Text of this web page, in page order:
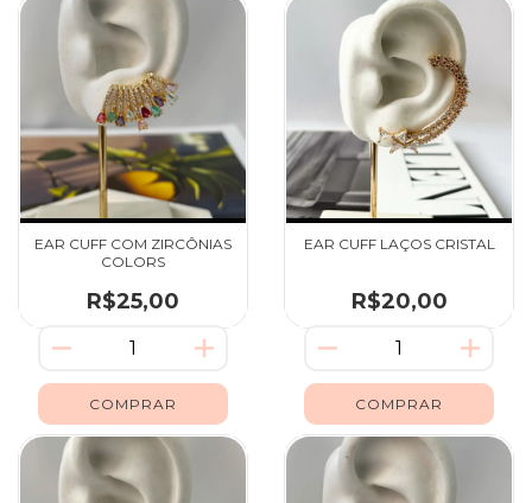
EAR CUFF COM ZIRCÔNIAS
COLORS
R$25,00
EAR CUFF LAÇOS CRISTAL
R$20,00